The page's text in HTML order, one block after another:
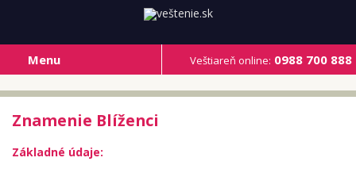
Veštiareň online: 0988 700 888
Menu
Znamenie Blíženci
Základné údaje: